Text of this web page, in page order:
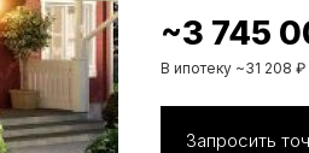
~3 745
В ипотеку ~31 208
Запросить